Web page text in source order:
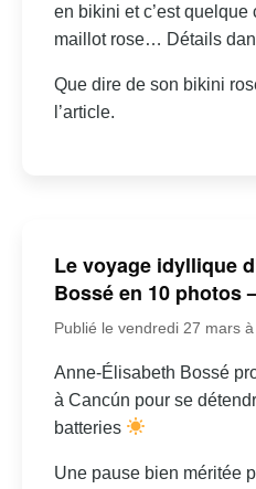
en bikini et c’est
maillot rose… Détails
Que dire de son bikini
l’article.
Le voyage idyllique
Bossé en 10 photos
Publié le vendredi 27 mars
Anne-Élisabeth Bossé
à Cancún pour se
batteries
Une pause bien méritée